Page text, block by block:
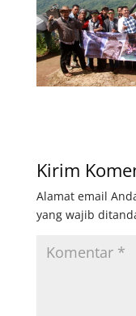
Kirim
Alamat email
yang wajib